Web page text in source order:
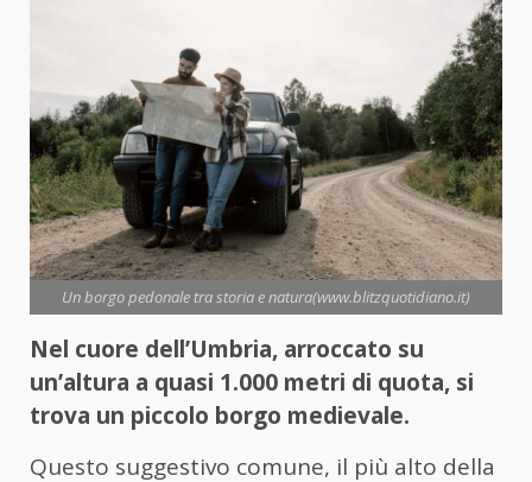
Un borgo pedonale tra storia e natura(www.blitzquotidiano.it)
Nel cuore dell’Umbria, arroccato su
un’altura a quasi 1.000 metri di quota, si
trova un piccolo borgo medievale.
Questo suggestivo comune, il più alto della